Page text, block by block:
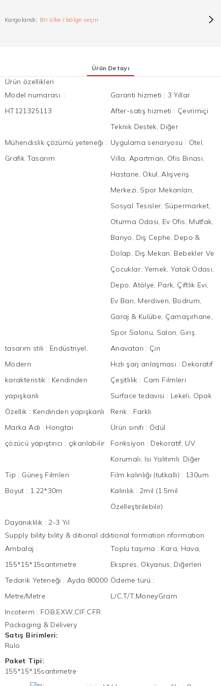
Kargolandı: Bir ülke / bölge seçin
Ürün Detayı
Ürün özellikleri
Model numarası. :
HT121325113
Garanti hizmeti : 3 Yıllar
After-satış hizmeti : Çevrimiçi
Teknik Destek, Diğer
Mühendislik çözümü yeteneği :
Grafik Tasarım
Uygulama senaryosu : Otel,
Villa, Apartman, Ofis Binası,
Hastane, Okul, Alışveriş
Merkezi, Spor Mekanları,
Sosyal Tesisler, Süpermarket,
Oturma Odası, Ev Ofis, Mutfak,
Banyo, Dış Cephe, Depo &
Dolap, Dış Mekan, Bebekler Ve
Çocuklar, Yemek, Yatak Odası,
Depo, Atölye, Park, Çiftlik Evi,
Ev Barı, Merdiven, Bodrum,
Garaj & Kulübe, Çamaşırhane,
Spor Salonu, Salon, Giriş
tasarım stili : Endüstriyel,
Modern
Anavatan : Çin
Hızlı şarj anlaşması : Dekoratif
karakteristik : Kendinden
yapışkanlı
Çeşitlilik : Cam Filmleri
Surface tedavisi : Lekeli, Opak
Özellik : Kendinden yapışkanlı Renk : Farklı
Marka Adı : Hongtai Ürün sınıfı : Ödül
çözücü yapıştırıcı : çıkarılabilir Fonksiyon : Dekoratif, UV
Korumalı, Isı Yalıtımlı, Diğer
Tip : Güneş Filmleri Film kalınlığı (tutkallı) : 130um
Boyut : 1.22*30m Kalınlık : 2mil (1.5mil
Özelleştirilebilir)
Dayanıklılık : 2-3 Yıl
Supply bility bility & ditional dditional formation nformation
Ambalaj :
155*15*15santimetre
Toplu taşıma : Kara, Hava,
Ekspres, Okyanus, Diğerleri
Tedarik Yeteneği : Ayda 80000
Metre/Metre
Ödeme türü :
L/C,T/T,MoneyGram
Incoterm : FOB,EXW,CIF,CFR
Packaging & Delivery
Satış Birimleri:
Rulo
Paket Tipi:
155*15*15santimetre